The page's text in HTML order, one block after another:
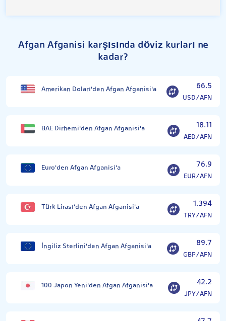
Afgan Afganisi karşısında döviz kurları ne
kadar?
Amerikan Doları'den Afgan Afganisi'a 66.5
USD/AFN
BAE Dirhemi'den Afgan Afganisi'a 18.11
AED/AFN
Euro'den Afgan Afganisi'a 76.9
EUR/AFN
Türk Lirası'den Afgan Afganisi'a 1.394
TRY/AFN
İngiliz Sterlini'den Afgan Afganisi'a 89.7
GBP/AFN
100 Japon Yeni'den Afgan Afganisi'a 42.2
JPY/AFN